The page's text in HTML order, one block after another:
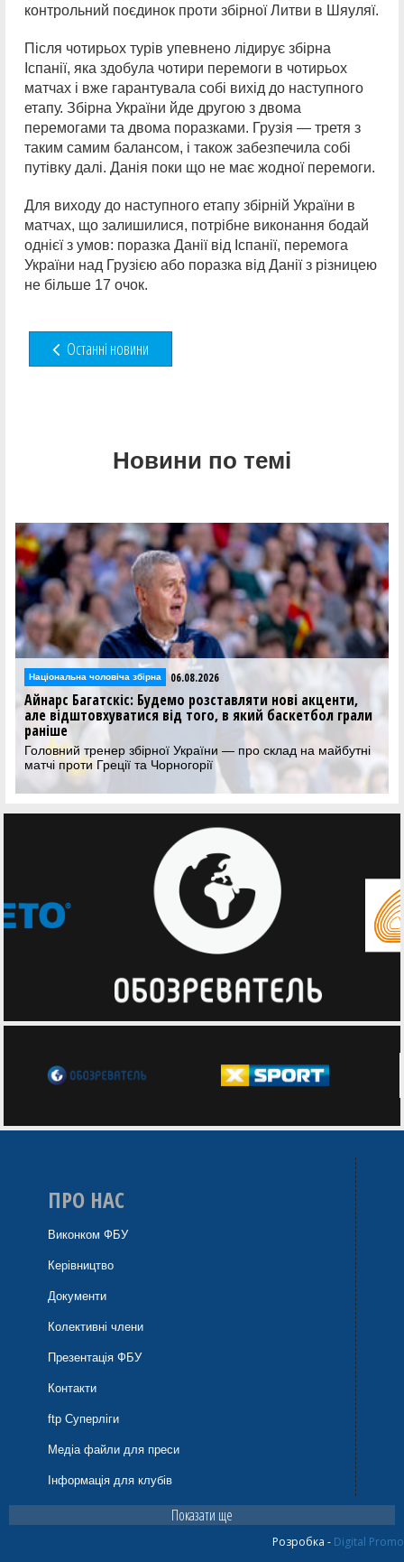
контрольний поєдинок проти збірної Литви в Шяуляї.
Після чотирьох турів упевнено лідирує збірна
Іспанії, яка здобула чотири перемоги в чотирьох
матчах і вже гарантувала собі вихід до наступного
етапу. Збірна України йде другою з двома
перемогами та двома поразками. Грузія — третя з
таким самим балансом, і також забезпечила собі
путівку далі. Данія поки що не має жодної перемоги.
Для виходу до наступного етапу збірній України в
матчах, що залишилися, потрібне виконання бодай
однієї з умов: поразка Данії від Іспанії, перемога
України над Грузією або поразка від Данії з різницею
не більше 17 очок.
Останні новини
Новини по темі
нові акценти,
баскетбол грали
на майбутні
Національна чоловіча збірна
Збірна Греції визначила план
проти України у відборі на ЧС-2027
контрольні матчі перед поєдинком у Ризі
ПРО НАС
Виконком ФБУ
Керівництво
Документи
Колективні члени
Презентація ФБУ
Контакти
ftp Суперліги
Медіа файли для преси
Інформація для клубів
Показати ще
Розробка - Digital Promo